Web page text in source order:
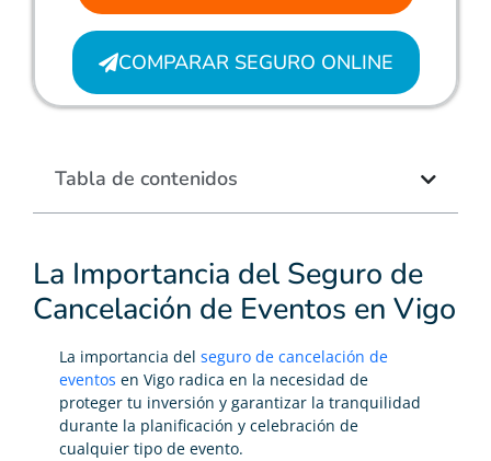
La Importancia del Seguro de
Cancelación de Eventos en Vigo
La importancia del seguro de cancelación de
eventos en Vigo radica en la necesidad de
proteger tu inversión y garantizar la tranquilidad
durante la planificación y celebración de
cualquier tipo de evento.
COMPARAR SEGURO ONLINE
Tabla de contenidos